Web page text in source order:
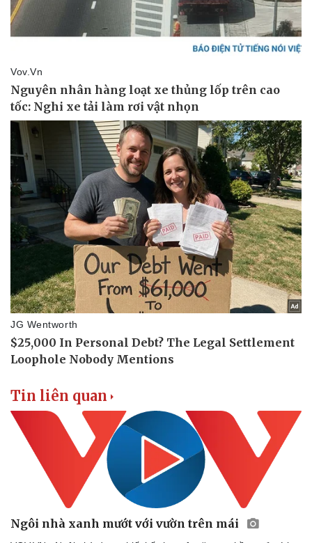
Sức khỏe
Dinh dưỡng - món ngon
Cây thuốc
Sản phụ khoa
Nhi khoa
Nam khoa
Làm đẹp - giảm cân
Phòng mạch online
Ăn sạch sống khỏe
Đời sống
Nhà đẹp
Blog
Tình yêu - Gia đình
Tin liên quan
Ngôi nhà xanh mướt với vườn trên mái